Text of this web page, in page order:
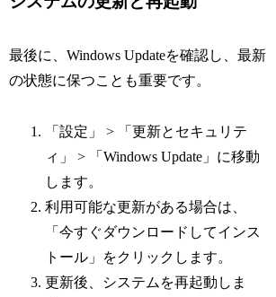
最後に、Windows Updateを確認し、最新
の状態に保つことも重要です。
「設定」 > 「更新とセキュリテ
ィ」 > 「Windows Update」に移動
します。
利用可能な更新がある場合は、
「今すぐダウンロードしてインス
トール」をクリックします。
更新後、システムを再起動しま